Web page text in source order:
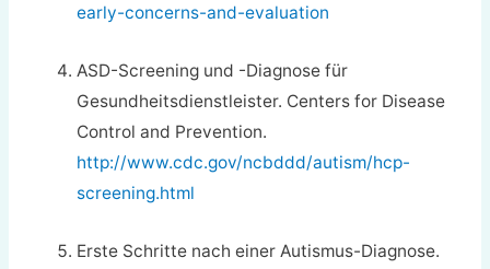
early-concerns-and-evaluation
ASD-Screening und -Diagnose für
Gesundheitsdienstleister. Centers for Disease
Control and Prevention.
http://www.cdc.gov/ncbddd/autism/hcp-
screening.html
Erste Schritte nach einer Autismus-Diagnose.